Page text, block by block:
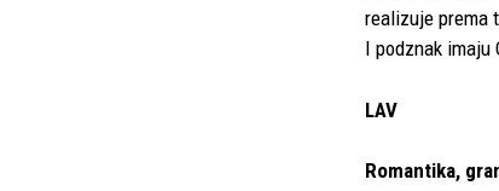
realizuje prema
I podznak imaju
LAV
Romantika,